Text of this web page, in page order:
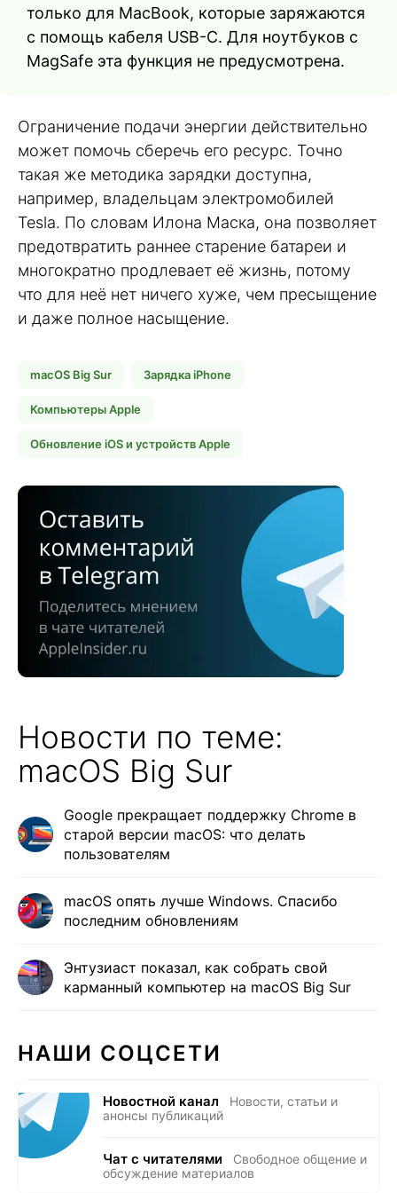
только для MacBook, которые заряжаются
с помощь кабеля USB-C. Для ноутбуков с
MagSafe эта функция не предусмотрена.
Ограничение подачи энергии действительно
может помочь сберечь его ресурс. Точно
такая же методика зарядки доступна,
например, владельцам электромобилей
Tesla. По словам Илона Маска, она позволяет
предотвратить раннее старение батареи и
многократно продлевает её жизнь, потому
что для неё нет ничего хуже, чем пресыщение
и даже полное насыщение.
macOS Big Sur Зарядка iPhone
Компьютеры Apple
Обновление iOS и устройств Apple
Новости по теме:
macOS Big Sur
Google прекращает поддержку Chrome в
старой версии macOS: что делать
пользователям
macOS опять лучше Windows. Спасибо
последним обновлениям
Энтузиаст показал, как собрать свой
карманный компьютер на macOS Big Sur
НАШИ СОЦСЕТИ
Новостной канал
Новости, статьи и
анонсы публикаций
Чат с читателями
Свободное общение и
обсуждение материалов